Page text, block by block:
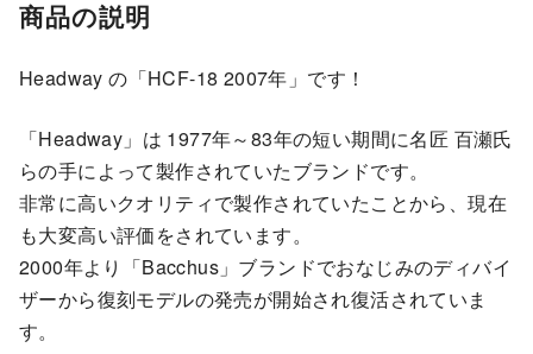
商品の説明
Headway の「HCF-18 2007年」です！
「Headway」は 1977年～83年の短い期間に名匠 百瀬氏
らの手によって製作されていたブランドです。
非常に高いクオリティで製作されていたことから、現在
も大変高い評価をされています。
2000年より「Bacchus」ブランドでおなじみのディバイ
ザーから復刻モデルの発売が開始され復活されていま
す。